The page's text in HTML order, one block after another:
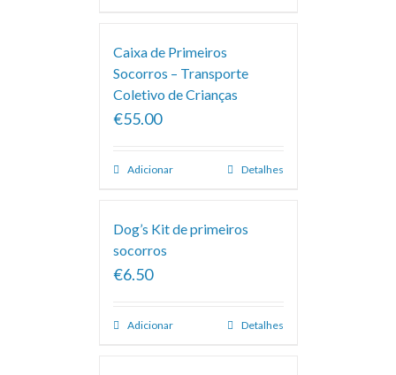
Caixa de Primeiros
Socorros – Transporte
Coletivo de Crianças
€55.00
Adicionar Detalhes
Dog’s Kit de primeiros
socorros
€6.50
Adicionar Detalhes